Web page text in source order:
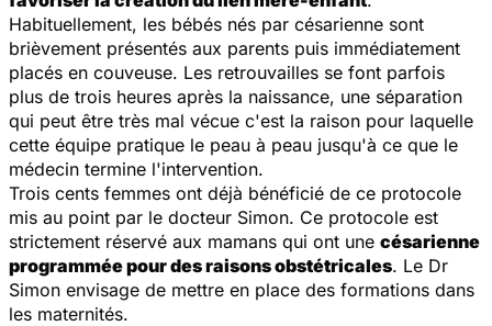
Habituellement, les bébés nés par césarienne sont
brièvement présentés aux parents puis immédiatement
placés en couveuse. Les retrouvailles se font parfois
plus de trois heures après la naissance, une séparation
qui peut être très mal vécue c'est la raison pour laquelle
cette équipe pratique le peau à peau jusqu'à ce que le
médecin termine l'intervention.
Trois cents femmes ont déjà bénéficié de ce protocole
mis au point par le docteur Simon. Ce protocole est
strictement réservé aux mamans qui ont une césarienne
programmée pour des raisons obstétricales. Le Dr
Simon envisage de mettre en place des formations dans
les maternités.